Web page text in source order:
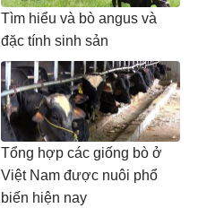
Tìm hiểu và bò angus và
đặc tính sinh sản
Tổng hợp các giống bò ở
Việt Nam được nuôi phổ
biến hiện nay